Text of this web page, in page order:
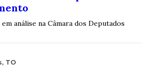
análise na Câmara dos Deputados
TO